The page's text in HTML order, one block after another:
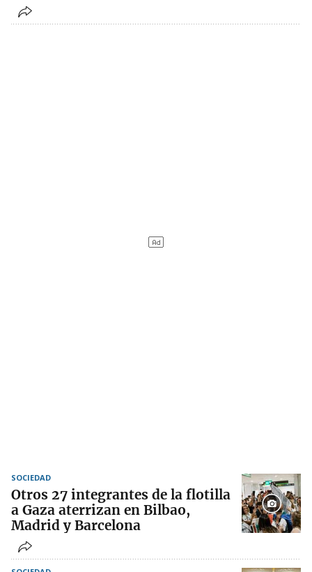
SOCIEDAD
Otros 27 integrantes de la flotilla
a Gaza aterrizan en Bilbao,
Madrid y Barcelona